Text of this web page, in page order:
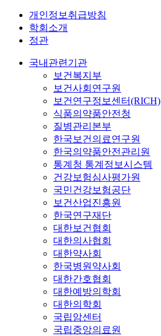
개인정보취급방침
학회소개
정관
국내관련기관
보건복지부
보건사회연구원
보건연구정보센터(RICH)
식품의약품안전청
질병관리본부
한국보건의료연구원
한국의약품안전관리원
통계청 통계정보시스템
건강보험심사평가원
국민건강보험공단
보건산업진흥원
한국연구재단
대한보건협회
대한의사협회
대한약사회
한국병원약사회
대한간호협회
대한예방의학회
대한의학회
국립암센터
국립중앙의료원